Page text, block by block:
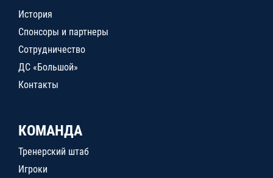
История
Спонсоры и партнеры
Сотрудничество
ДС «Большой»
Контакты
КОМАНДА
Тренерский штаб
Игроки